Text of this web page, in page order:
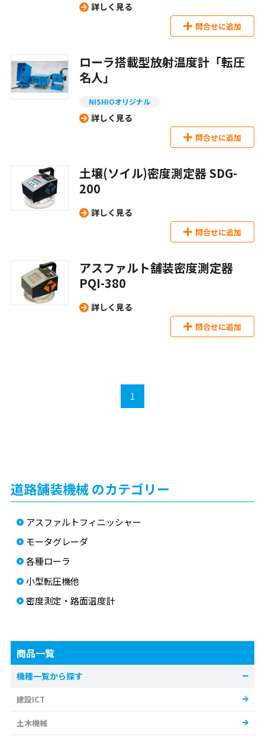
詳しく見る
問合せに追加
ローラ搭載型放射温度計「転圧
名人」
NISHIOオリジナル
詳しく見る
問合せに追加
土壌(ソイル)密度測定器 SDG-
200
詳しく見る
問合せに追加
アスファルト舗装密度測定器
PQI-380
詳しく見る
問合せに追加
1
道路舗装機械 のカテゴリー
アスファルトフィニッシャー
モータグレーダ
各種ローラ
小型転圧機他
密度測定・路面温度計
商品一覧
機種一覧から探す
建設ICT
土木機械